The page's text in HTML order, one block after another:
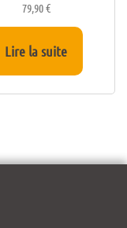
79,90€
Lire la suite